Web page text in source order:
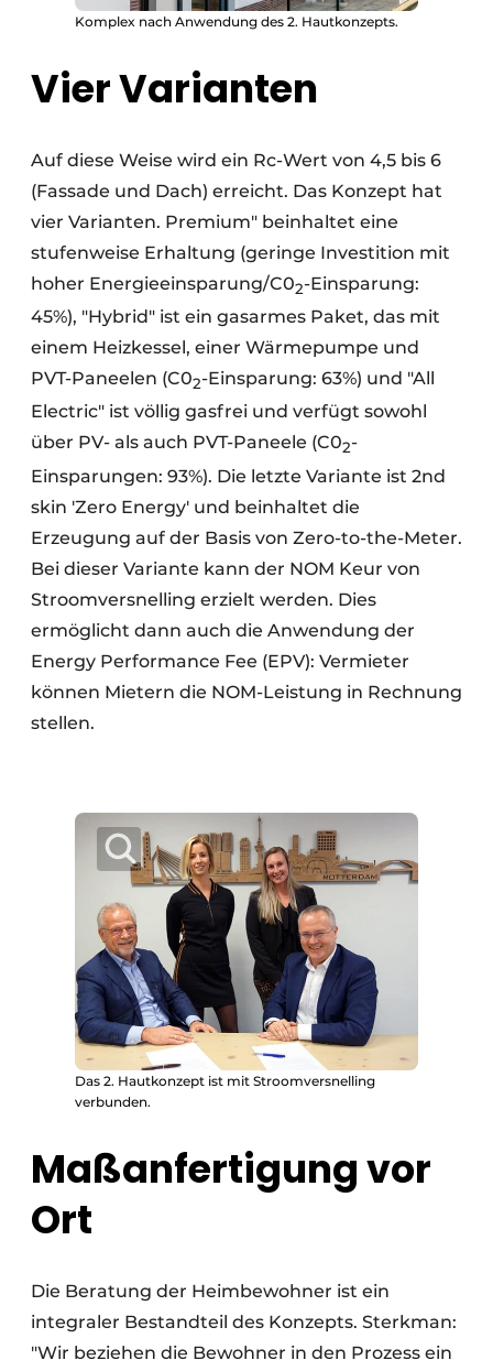
Komplex nach Anwendung des 2. Hautkonzepts.
Vier Varianten
Auf diese Weise wird ein Rc-Wert von 4,5 bis 6
(Fassade und Dach) erreicht. Das Konzept hat
vier Varianten. Premium" beinhaltet eine
stufenweise Erhaltung (geringe Investition mit
hoher Energieeinsparung/C02-Einsparung:
45%), "Hybrid" ist ein gasarmes Paket, das mit
einem Heizkessel, einer Wärmepumpe und
PVT-Paneelen (C02-Einsparung: 63%) und "All
Electric" ist völlig gasfrei und verfügt sowohl
über PV- als auch PVT-Paneele (C02-
Einsparungen: 93%). Die letzte Variante ist 2nd
skin 'Zero Energy' und beinhaltet die
Erzeugung auf der Basis von Zero-to-the-Meter.
Bei dieser Variante kann der NOM Keur von
Stroomversnelling erzielt werden. Dies
ermöglicht dann auch die Anwendung der
Energy Performance Fee (EPV): Vermieter
können Mietern die NOM-Leistung in Rechnung
stellen.
Das 2. Hautkonzept ist mit Stroomversnelling
verbunden.
Maßanfertigung vor
Ort
Die Beratung der Heimbewohner ist ein
integraler Bestandteil des Konzepts. Sterkman:
"Wir beziehen die Bewohner in den Prozess ein